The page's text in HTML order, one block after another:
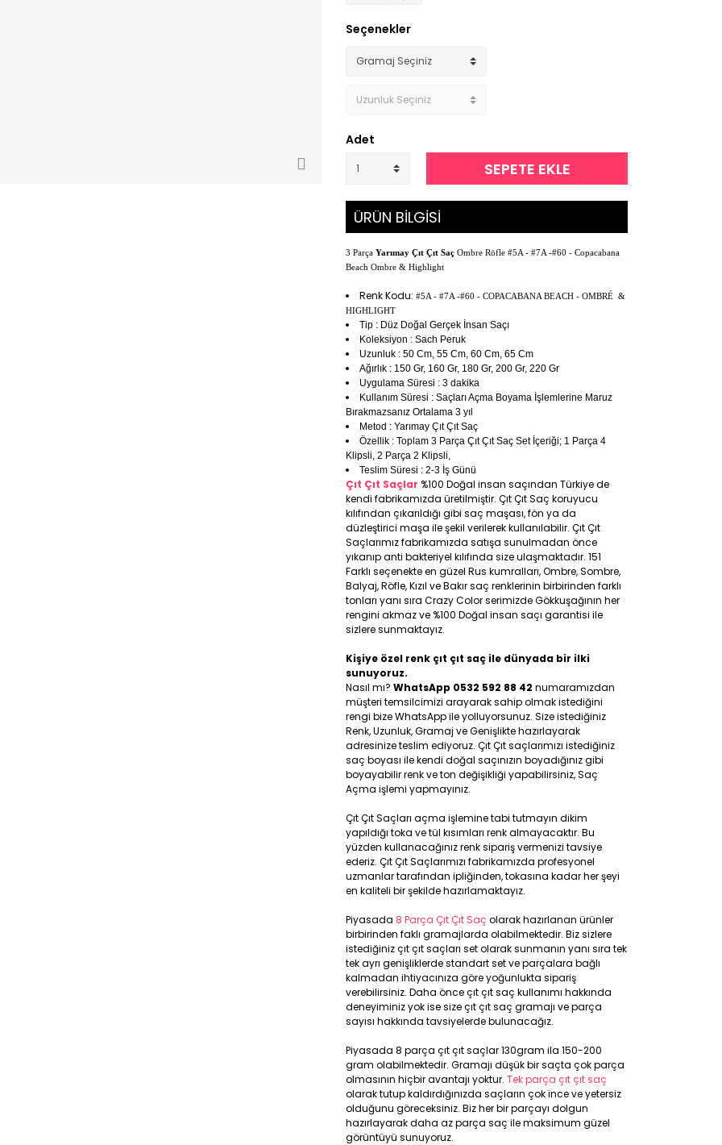
Seçenekler
Adet
SEPETE EKLE
ÜRÜN BİLGİSİ
3 Parça Yarımay Çıt Çıt Saç Ombre Röfle #5A - #7A -#60 - Copacabana
Beach Ombre & Highlight
Renk Kodu: #5A - #7A -#60 - COPACABANA BEACH - OMBRÉ &
HIGHLIGHT
Tip : Düz Doğal Gerçek İnsan Saçı
Koleksiyon : Sach Peruk
Uzunluk : 50 Cm, 55 Cm, 60 Cm, 65 Cm
Ağırlık : 150 Gr, 160 Gr, 180 Gr, 200 Gr, 220 Gr
Uygulama Süresi : 3 dakika
Kullanım Süresi : Saçları Açma Boyama İşlemlerine Maruz
Bırakmazsanız Ortalama 3 yıl
Metod : Yarımay Çıt Çıt Saç
Özellik : Toplam 3 Parça Çıt Çıt Saç Set İçeriği; 1 Parça 4
Klipsli, 2 Parça 2 Klipsli,
Teslim Süresi : 2-3 İş Günü
Çıt Çıt Saçlar %100 Doğal insan saçından Türkiye de
kendi fabrikamızda üretilmiştir. Çıt Çıt Saç koruyucu
kılıfından çıkarıldığı gibi saç maşası, fön ya da
düzleştirici maşa ile şekil verilerek kullanılabilir. Çıt Çıt
Saçlarımız fabrikamızda satışa sunulmadan önce
yıkanıp anti bakteriyel kılıfında size ulaşmaktadır. 151
Farklı seçenekte en güzel Rus kumralları, Ombre, Sombre,
Balyaj, Röfle, Kızıl ve Bakır saç renklerinin birbirinden farklı
tonları yanı sıra Crazy Color serimizde Gökkuşağının her
rengini akmaz ve %100 Doğal insan saçı garantisi ile
sizlere sunmaktayız.
Kişiye özel renk çıt çıt saç ile dünyada bir ilki
sunuyoruz.
Nasıl mı? WhatsApp 0532 592 88 42 numaramızdan
müşteri temsilcimizi arayarak sahip olmak istediğini
rengi bize WhatsApp ile yolluyorsunuz. Size istediğiniz
Renk, Uzunluk, Gramaj ve Genişlikte hazırlayarak
adresinize teslim ediyoruz. Çıt Çıt saçlarımızı istediğiniz
saç boyası ile kendi doğal saçınızın boyadığınız gibi
boyayabilir renk ve ton değişikliği yapabilirsiniz, Saç
Açma işlemi yapmayınız.
Çıt Çıt Saçları açma işlemine tabi tutmayın dikim
yapıldığı toka ve tül kısımları renk almayacaktır. Bu
yüzden kullanacağınız renk sipariş vermenizi tavsiye
ederiz. Çıt Çıt Saçlarımızı fabrikamızda profesyonel
uzmanlar tarafından ipliğinden, tokasına kadar her şeyi
en kaliteli bir şekilde hazırlamaktayız.
Piyasada 8 Parça Çıt Çıt Saç olarak hazırlanan ürünler
birbirinden faklı gramajlarda olabilmektedir. Biz sizlere
istediğiniz çıt çıt saçları set olarak sunmanın yanı sıra tek
tek ayrı genişliklerde standart set ve parçalara bağlı
kalmadan ihtiyacınıza göre yoğunlukta sipariş
verebilirsiniz. Daha önce çıt çıt saç kullanımı hakkında
deneyiminiz yok ise size çıt çıt saç gramajı ve parça
sayısı hakkında tavsiyelerde bulunacağız.
Piyasada 8 parça çıt çıt saçlar 130gram ila 150-200
gram olabilmektedir. Gramajı düşük bir saçta çok parça
olmasının hiçbir avantajı yoktur. Tek parça çıt çıt saç
olarak tutup kaldırdığınızda saçların çok ince ve yetersiz
olduğunu göreceksiniz. Biz her bir parçayı dolgun
hazırlayarak daha az parça saç ile maksimum güzel
görüntüyü sunuyoruz.